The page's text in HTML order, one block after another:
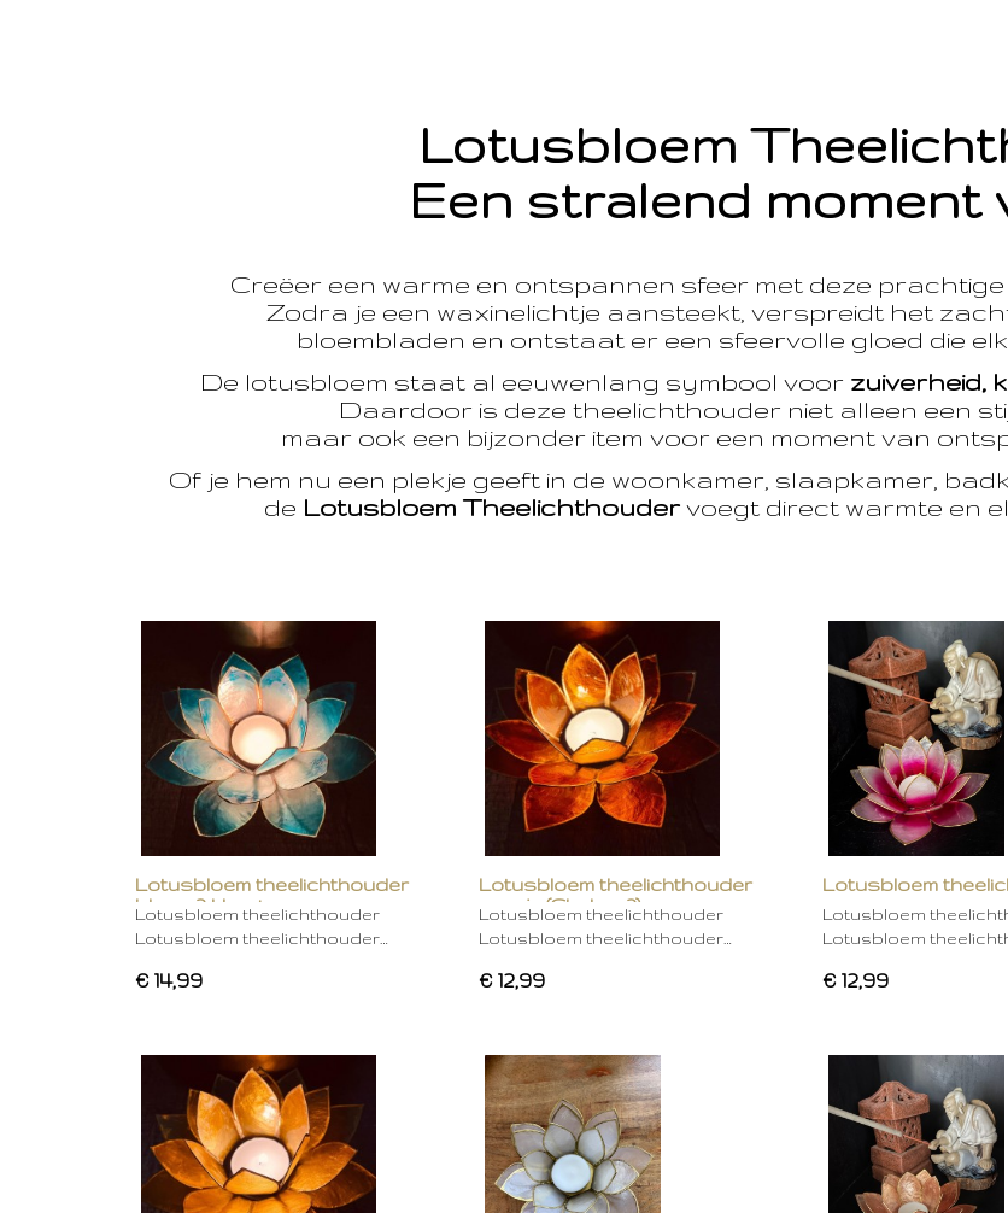
Lotusbloem
Een stralend moment
Creëer een warme en ontspannen sfeer met deze prachtige
Zodra je een waxinelichtje aansteekt, verspreidt het
bloembladen en ontstaat er een sfeervolle gloed die
De lotusbloem staat al eeuwenlang symbool voor zuiverheid,
Daardoor is deze theelichthouder niet alleen een
maar ook een bijzonder item voor een moment van
Of je hem nu een plekje geeft in de woonkamer, slaapkamer,
de Lotusbloem Theelichthouder voegt direct warmte en
Lotusbloem theelichthouder
blauw 2 kleurig
Lotusbloem theelichthouder
Lotusbloem theelichthouder…
€ 14,99
Lotusbloem theelichthouder
oranje (Chakra 2)
Lotusbloem theelichthouder
Lotusbloem theelichthouder…
€ 12,99
Lotusbloem
rose
Lotusbloem
Lotusbloem
€ 12,99